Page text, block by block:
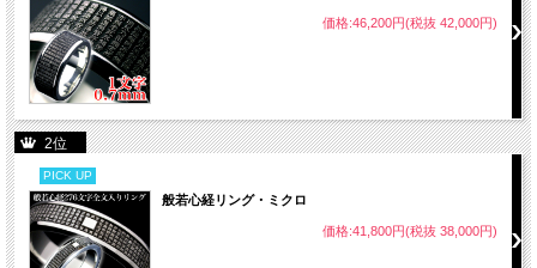
価格:46,200円(税抜 42,000円)
2位
PICK UP
般若心経リング・ミクロ
価格:41,800円(税抜 38,000円)